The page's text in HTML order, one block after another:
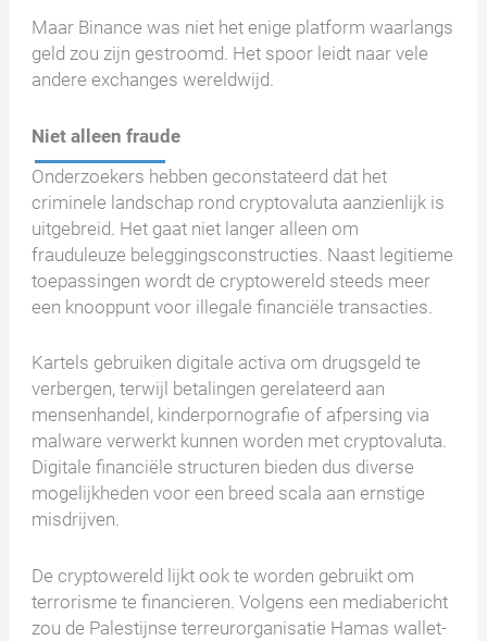
Maar Binance was niet het enige platform waarlangs
geld zou zijn gestroomd. Het spoor leidt naar vele
andere exchanges wereldwijd.
Niet alleen fraude
Onderzoekers hebben geconstateerd dat het
criminele landschap rond cryptovaluta aanzienlijk is
uitgebreid. Het gaat niet langer alleen om
frauduleuze beleggingsconstructies. Naast legitieme
toepassingen wordt de cryptowereld steeds meer
een knooppunt voor illegale financiële transacties.
Kartels gebruiken digitale activa om drugsgeld te
verbergen, terwijl betalingen gerelateerd aan
mensenhandel, kinderpornografie of afpersing via
malware verwerkt kunnen worden met cryptovaluta.
Digitale financiële structuren bieden dus diverse
mogelijkheden voor een breed scala aan ernstige
misdrijven.
De cryptowereld lijkt ook te worden gebruikt om
terrorisme te financieren. Volgens een mediabericht
zou de Palestijnse terreurorganisatie Hamas wallet-